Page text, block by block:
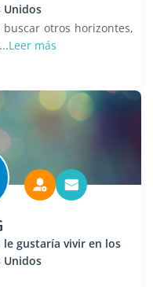
Unidos
otros horizontes,
Leer más
gustaría vivir en los
Unidos